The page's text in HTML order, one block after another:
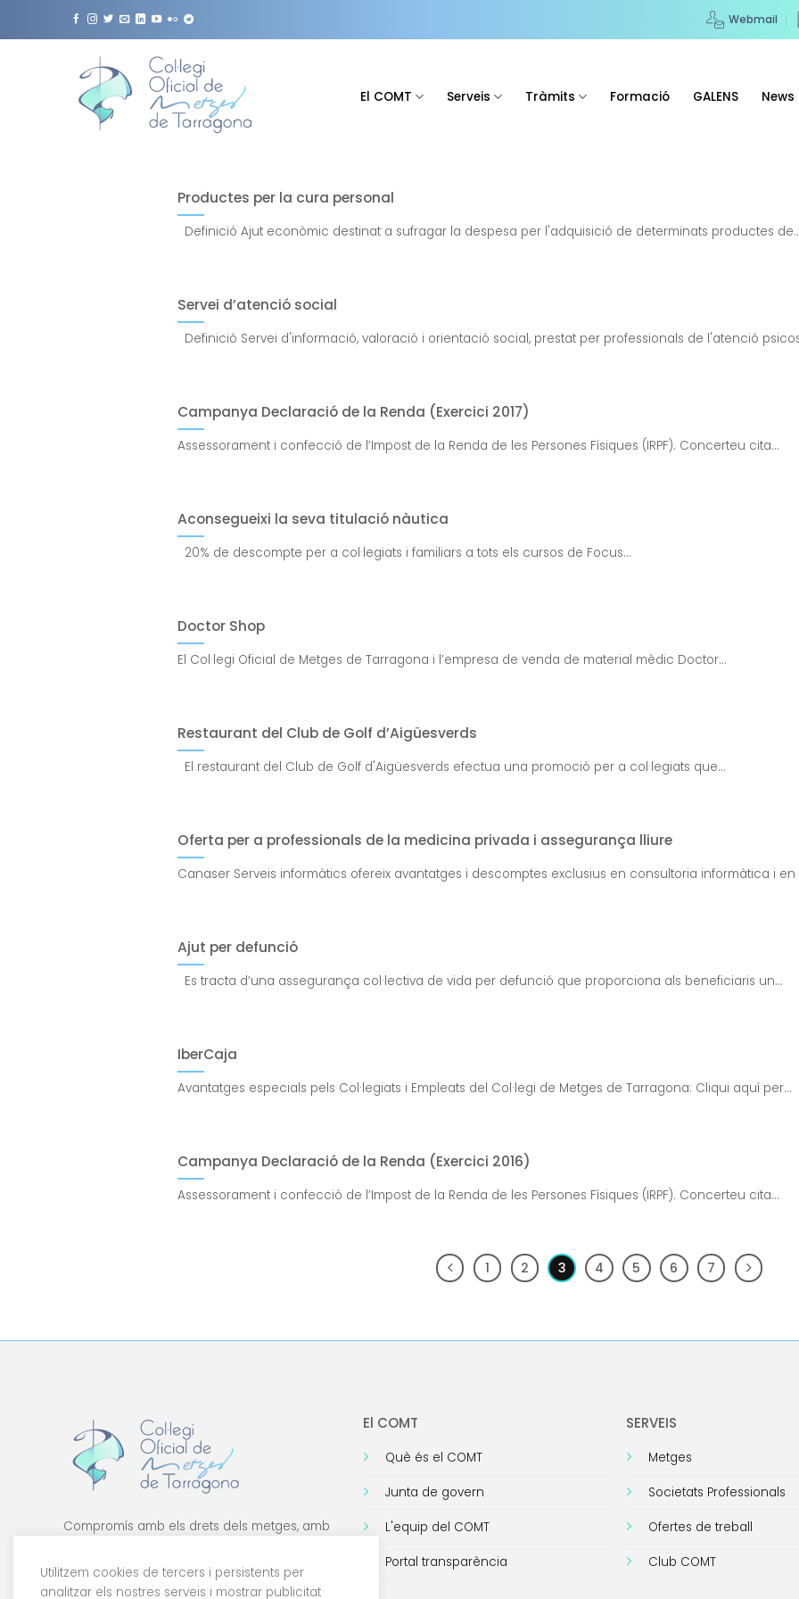
Webmail
El COMT Serveis Tràmits Formació GALENS News
Productes per la cura personal
Definició Ajut econòmic destinat a sufragar la despesa per l'adquisició de determinats productes
Servei d’atenció social
Definició Servei d'informació, valoració i orientació social, prestat per professionals de l'atenció
Campanya Declaració de la Renda (Exercici 2017)
Assessorament i confecció de l’Impost de la Renda de les Persones Físiques (IRPF). Concerteu cita...
Aconsegueixi la seva titulació nàutica
20% de descompte per a col·legiats i familiars a tots els cursos de Focus...
Doctor Shop
El Col·legi Oficial de Metges de Tarragona i l’empresa de venda de material mèdic Doctor...
Restaurant del Club de Golf d’Aigüesverds
El restaurant del Club de Golf d'Aigüesverds efectua una promoció per a col·legiats que...
Oferta per a professionals de la medicina privada i assegurança lliure
Canaser Serveis informàtics ofereix avantatges i descomptes exclusius en consultoria informàtica i en
Ajut per defunció
Es tracta d’una assegurança col·lectiva de vida per defunció que proporciona als beneficiaris un...
IberCaja
Avantatges especials pels Col·legiats i Empleats del Col·legi de Metges de Tarragona: Cliqui aquí per...
Campanya Declaració de la Renda (Exercici 2016)
Assessorament i confecció de l’Impost de la Renda de les Persones Físiques (IRPF). Concerteu cita...
1 2 3 4 5 6 7
Compromís amb els drets dels metges, amb
El COMT
Què és el COMT
Junta de govern
L'equip del COMT
Portal transparència
SERVEIS
Metges
Societats Professionals
Ofertes de treball
Club COMT
Utilitzem cookies de tercers i persistents per
analitzar els nostres serveis i mostrar publicitat